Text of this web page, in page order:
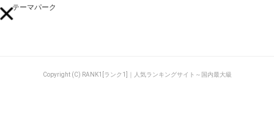
テーマパーク
Copyright (C) RANK1[ランク1]｜人気ランキングサイト～国内最大級